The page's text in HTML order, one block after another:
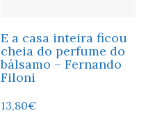
E a casa inteira ficou
cheia do perfume do
bálsamo – Fernando
Filoni
13,80€